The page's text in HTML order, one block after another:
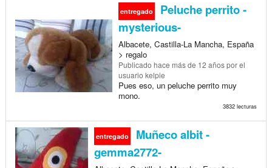
entregado
Peluche perrito -
mysterious-
Albacete, Castilla-La Mancha, España
> regalo
Publicado hace más de 12 añospor el
usuario kelpie
Pues eso, un peluche perrito muy
mono.
3832 lecturas
entregado
Muñeco albit -
gemma2772-